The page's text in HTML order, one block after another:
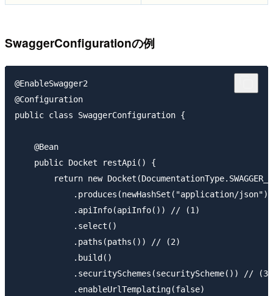
SwaggerConfigurationの例
@EnableSwagger2
@Configuration
public class SwaggerConfiguration {
    @Bean
    public Docket restApi() {
return new
            .produces(newHashSet("application/json"))
            .apiInfo(apiInfo()) // (1)
            .select()
            .paths(paths()) // (2)
            .build()
            .securitySchemes(securityScheme()) // (3)
            .enableUrlTemplating(false)